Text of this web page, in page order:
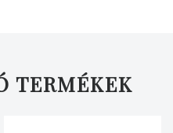
TERMÉKEK